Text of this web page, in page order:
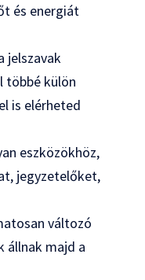
és energiát
jelszavak
többé külön
is elérheted
eszközökhöz,
jegyzetelőket,
változó
állnak majd a